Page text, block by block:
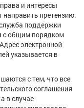
и интересы
претензию.
поддержки
с общим порядком
электронной
указывается в
с тем, что все
соглашения
в случае